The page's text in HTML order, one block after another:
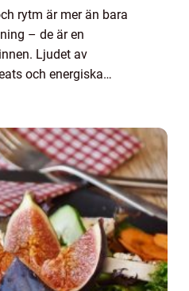
rytm är mer än bara
– de är en
Ljudet av
och energiska